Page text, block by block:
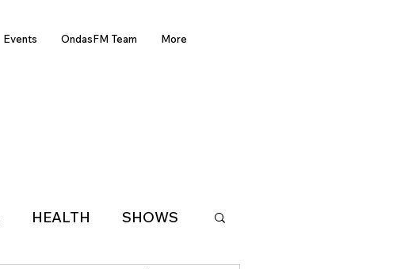
Events OndasFM Team More
HEALTH SHOWS